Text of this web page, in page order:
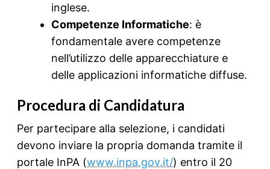
inglese.
Competenze Informatiche: è
fondamentale avere competenze
nell’utilizzo delle apparecchiature e
delle applicazioni informatiche diffuse.
Procedura di Candidatura
Per partecipare alla selezione, i candidati
devono inviare la propria domanda tramite il
portale InPA (www.inpa.gov.it/) entro il 20